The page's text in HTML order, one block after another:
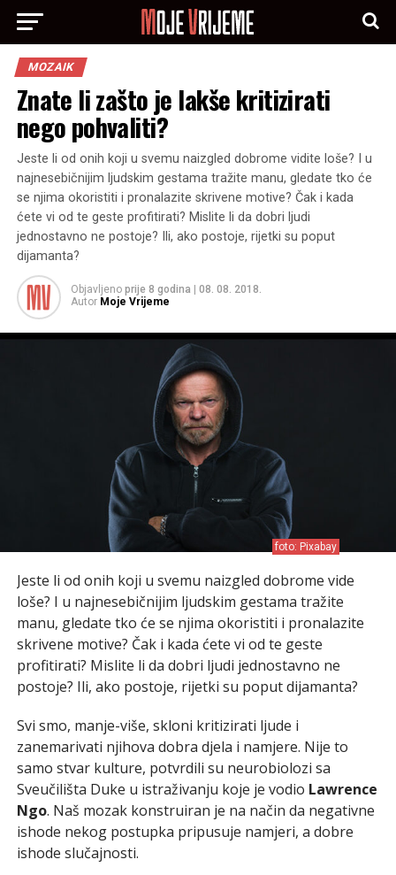
MOZAIK
Znate li zašto je lakše kritizirati
nego pohvaliti?
Jeste li od onih koji u svemu naizgled dobrome vidite loše? I u
najnesebičnijim ljudskim gestama tražite manu, gledate tko će
se njima okoristiti i pronalazite skrivene motive? Čak i kada
ćete vi od te geste profitirati? Mislite li da dobri ljudi
jednostavno ne postoje? Ili, ako postoje, rijetki su poput
dijamanta?
Objavljeno prije 8 godina
08. 08. 2018.
Autor Moje Vrijeme
foto: Pixabay
Jeste li od onih koji u svemu naizgled dobrome vide
loše? I u najnesebičnijim ljudskim gestama tražite
manu, gledate tko će se njima okoristiti i pronalazite
skrivene motive? Čak i kada ćete vi od te geste
profitirati? Mislite li da dobri ljudi jednostavno ne
postoje? Ili, ako postoje, rijetki su poput dijamanta?
Svi smo, manje-više, skloni kritizirati ljude i
zanemarivati njihova dobra djela i namjere. Nije to
samo stvar kulture, potvrdili su neurobiolozi sa
Sveučilišta Duke u istraživanju koje je vodio Lawrence
Ngo. Naš mozak konstruiran je na način da negativne
ishode nekog postupka pripusuje namjeri, a dobre
ishode slučajnosti.